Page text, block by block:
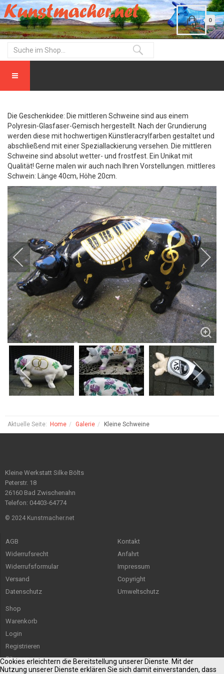
0
Die Geschenkidee: Die mittleren Schweine sind aus einem
Polyresin-Glasfaser-Gemisch hergestellt. Nach der Grundierung
werden diese mit hochwertigen Künstleracrylfarben gestaltet und
abschließend mit einer Speziallackierung versehen. Die mittleren
Schweine sind absolut wetter- und frostfest. Ein Unikat mit
Qualität! Gerne malen wir auch nach Ihren Vorstellungen. mittleres
Schwein: Länge 40cm, Höhe 20cm.
Aktuelle Seite: Home Galerie Kleine Schweine
Kleine Werkstatt Silke Bölts
Peterstr. 18
26160 Bad Zwischenahn
Telefon: 04403-64774
© 2024 Kunstmacher.net
AGB
Widerrufsrecht
Widerrufsformular
Versand
Datenschutz
Kontakt
Anfahrt
Impressum
Copyright
Umweltschutz
Shop
Warenkorb
Login
Registrieren
Sitemap
Cookies erleichtern die Bereitstellung unserer Dienste. Mit der
Nutzung unserer Dienste erklären Sie sich damit einverstanden, dass